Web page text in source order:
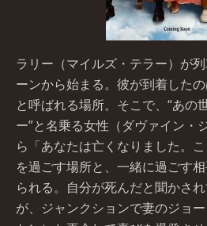
ラリー（マイルズ・テラー）が
ーンから始まる。彼が到着した
と呼ばれる場所。そこで、“あの
ー”と名乗る女性（ダヴァイン・
ら「あなたは亡くなりました。
を過ごす場所と、一緒に過ごす
られる。自分が死んだと聞かさ
が、ジャンクションで妻のジョ